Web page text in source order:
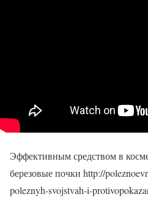
Эффективным средством в
березовые почки http://
poleznyh-svojstvah-i-